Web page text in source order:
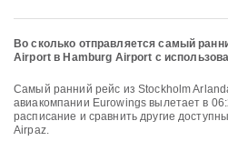
Во сколько отправляется самый
Airport в Hamburg Airport с
Самый ранний рейс из Stockholm Arlanda Airport в Hamburg Airport
авиакомпании Eurowings вылетает в
расписание и сравнить другие
Airpaz.